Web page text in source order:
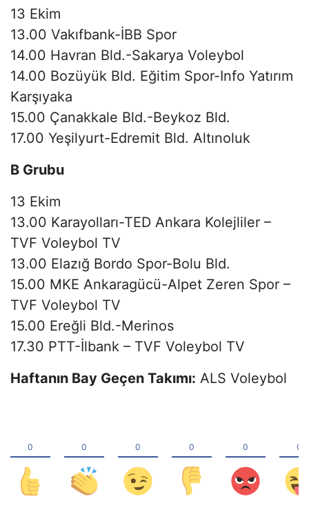
13 Ekim
13.00 Vakıfbank-İBB Spor
14.00 Havran Bld.-Sakarya Voleybol
14.00 Bozüyük Bld. Eğitim Spor-Info Yatırım
Karşıyaka
15.00 Çanakkale Bld.-Beykoz Bld.
17.00 Yeşilyurt-Edremit Bld. Altınoluk
B Grubu
13 Ekim
13.00 Karayolları-TED Ankara Kolejliler –
TVF Voleybol TV
13.00 Elazığ Bordo Spor-Bolu Bld.
15.00 MKE Ankaragücü-Alpet Zeren Spor –
TVF Voleybol TV
15.00 Ereğli Bld.-Merinos
17.30 PTT-İlbank – TVF Voleybol TV
Haftanın Bay Geçen Takımı: ALS Voleybol